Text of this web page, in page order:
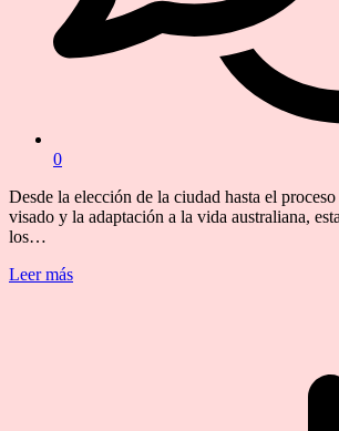
0
Desde la elección de la ciudad hasta el
visado y la adaptación a la vida australiana,
los…
Leer más